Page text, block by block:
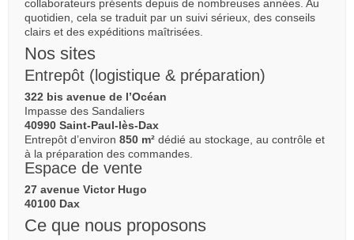
collaborateurs présents depuis de nombreuses années. Au
quotidien, cela se traduit par un suivi sérieux, des conseils
clairs et des expéditions maîtrisées.
Nos sites
Entrepôt (logistique & préparation)
322 bis avenue de l’Océan
Impasse des Sandaliers
40990 Saint-Paul-lès-Dax
Entrepôt d’environ 850 m² dédié au stockage, au contrôle et
à la préparation des commandes.
Espace de vente
27 avenue Victor Hugo
40100 Dax
Ce que nous proposons